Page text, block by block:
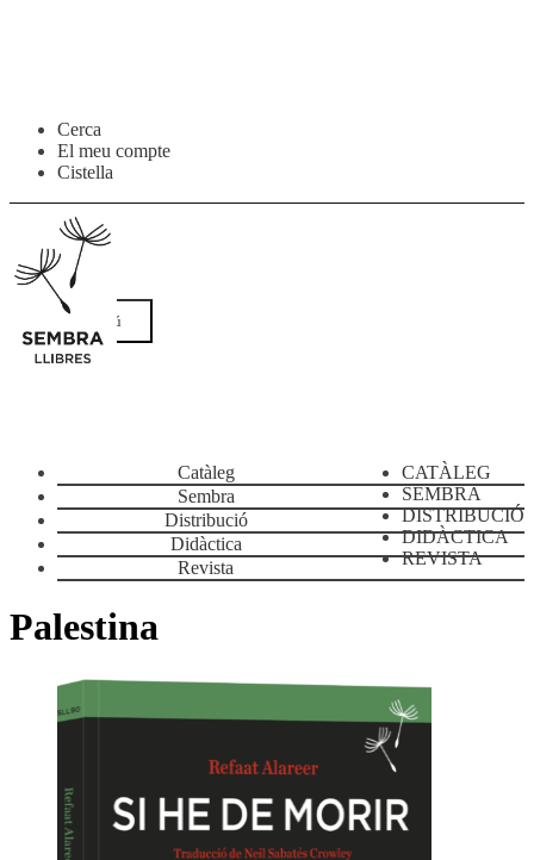
Salta
navegació
contingut
Cerca
El meu compte
Cistella
Menú
CATÀLEG
SEMBRA
DISTRIBUCIÓ
DIDÀCTICA
REVISTA
Catàleg
Sembra
Distribució
Didàctica
Revista
Palestina